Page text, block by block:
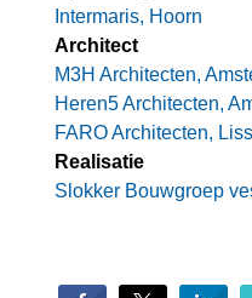
Intermaris, Hoorn
Architect
M3H Architecten,
Heren5 Architecten,
FARO Architecten,
Realisatie
Slokker Bouwgroep